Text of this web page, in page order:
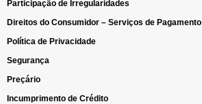
Participação de Irregularidades
Direitos do Consumidor – Serviços de Pagamento
Política de Privacidade
Segurança
Preçário
Incumprimento de Crédito